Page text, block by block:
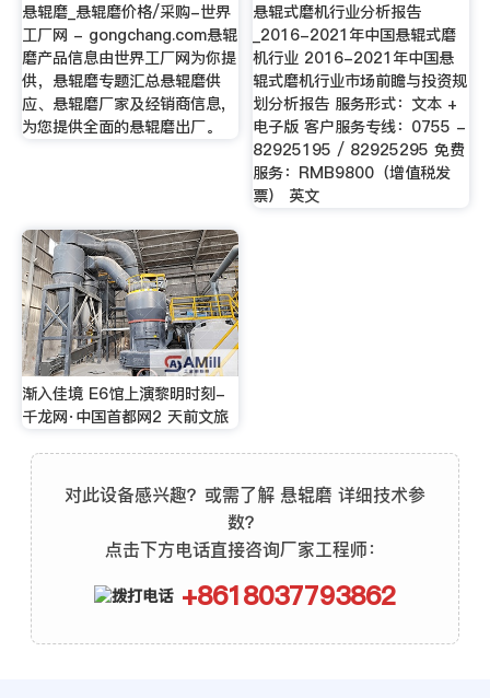
悬辊磨_悬辊磨价格/采购-世界
工厂网 - gongchang.com悬辊
磨产品信息由世界工厂网为你提
供，悬辊磨专题汇总悬辊磨供
应、悬辊磨厂家及经销商信息,
为您提供全面的悬辊磨出厂。
悬辊式磨机行业分析报告
_2016-2021年中国悬辊式磨
机行业 2016-2021年中国悬
辊式磨机行业市场前瞻与投资规
划分析报告 服务形式：文本 +
电子版 客户服务专线：0755 -
82925195 / 82925295 免费
服务：RMB9800（增值税发
票） 英文
渐入佳境 E6馆上演黎明时刻-
千龙网·中国首都网2 天前文旅
对此设备感兴趣？或需了解 悬辊磨 详细技术参
数？
点击下方电话直接咨询厂家工程师：
+8618037793862